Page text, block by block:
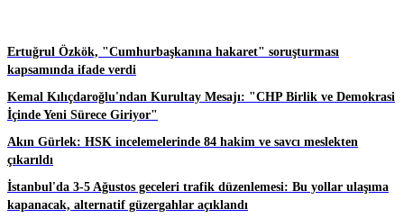
Ertuğrul Özkök, "Cumhurbaşkanına hakaret" soruşturması
kapsamında ifade verdi
Kemal Kılıçdaroğlu'ndan Kurultay Mesajı: "CHP Birlik ve Demokrasi
İçinde Yeni Sürece Giriyor"
Akın Gürlek: HSK incelemelerinde 84 hakim ve savcı meslekten
çıkarıldı
İstanbul'da 3-5 Ağustos geceleri trafik düzenlemesi: Bu yollar ulaşıma
kapanacak, alternatif güzergahlar açıklandı